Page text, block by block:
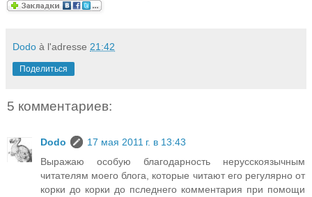
Dodo à l'adresse 21:42
Поделиться
5 комментариев:
Dodo
17 мая 2011 г. в 13:43
Выражаю особую благодарность нерусскоязычным
читателям моего блога, которые читают его регулярно от
корки до корки до пследнего комментария при помощи